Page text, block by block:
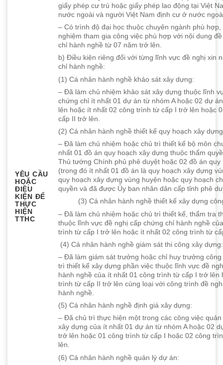
YÊU CẦU
HOẶC
ĐIỀU
KIỆN ĐỂ
THỰC
HIỆN
TTHC
giấy phép cư trú hoặc giấy phép lao động tại Việt
nước ngoài và người Việt Nam định cư ở nước
– Có trình độ đại học thuộc chuyên ngành phù
nghiệm tham gia công việc phù hợp với nội dung
chỉ hành nghề từ 07 năm trở lên.
b) Điều kiện riêng đối với từng lĩnh vực đề nghị xin
chỉ hành nghề:
(1) Cá nhân hành nghề khảo sát xây dựng:
– Đã làm chủ nhiệm khảo sát xây dựng thuộc lĩnh
chứng chỉ ít nhất 01 dự án từ nhóm A hoặc 02 dự
lên hoặc ít nhất 02 công trình từ cấp I trở lên hoặc
cấp II trở lên.
(2) Cá nhân hành nghề thiết kế quy hoạch xây
– Đã làm chủ nhiệm hoặc chủ trì thiết kế bộ môn
nhất 01 đồ án quy hoạch xây dựng thuộc thẩm
Thủ tướng Chính phủ phê duyệt hoặc 02 đồ án quy
(trong đó ít nhất 01 đồ án là quy hoạch xây dựng
quy hoạch xây dựng vùng huyện hoặc quy hoạch
quyền và đã được Ủy ban nhân dân cấp tỉnh phê
(3) Cá nhân hành nghề thiết kế xây dựng
– Đã làm chủ nhiệm hoặc chủ trì thiết kế, thẩm tra
thuộc lĩnh vực đề nghị cấp chứng chỉ hành nghề
trình từ cấp I trở lên hoặc ít nhất 02 công trình từ
(4) Cá nhân hành nghề giám sát thi công xây dựng:
– Đã làm giám sát trưởng hoặc chỉ huy trưởng
trì thiết kế xây dựng phần việc thuộc lĩnh vực đề
hành nghề của ít nhất 01 công trình từ cấp I trở lên
trình từ cấp II trở lên cùng loại với công trình đề
hành nghề.
(5) Cá nhân hành nghề định giá xây dựng:
– Đã chủ trì thực hiện một trong các công việc
xây dựng của ít nhất 01 dự án từ nhóm A hoặc 02
trở lên hoặc 01 công trình từ cấp I hoặc 02 công
lên.
(6) Cá nhân hành nghề quản lý dự án: